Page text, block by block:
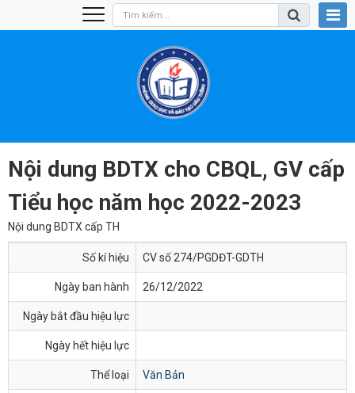
Nội dung BDTX cho CBQL, GV cấp
Tiểu học năm học 2022-2023
Nội dung BDTX cấp TH
Số kí hiệu CV số 274/PGDĐT-GDTH
Ngày ban hành 26/12/2022
Ngày bắt đầu hiệu lực
Ngày hết hiệu lực
Thể loại Văn Bản